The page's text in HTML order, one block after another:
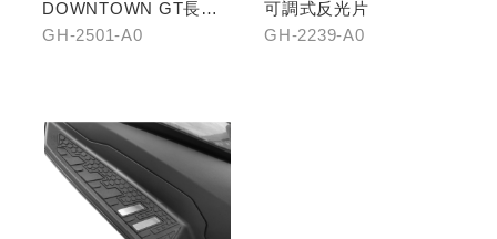
DOWNTOWN GT長版
風鏡
GH-2501-A0
可調式反光片
GH-2239-A0